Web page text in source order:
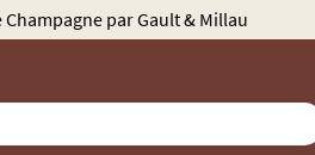
bouteille est disponible à l'unité